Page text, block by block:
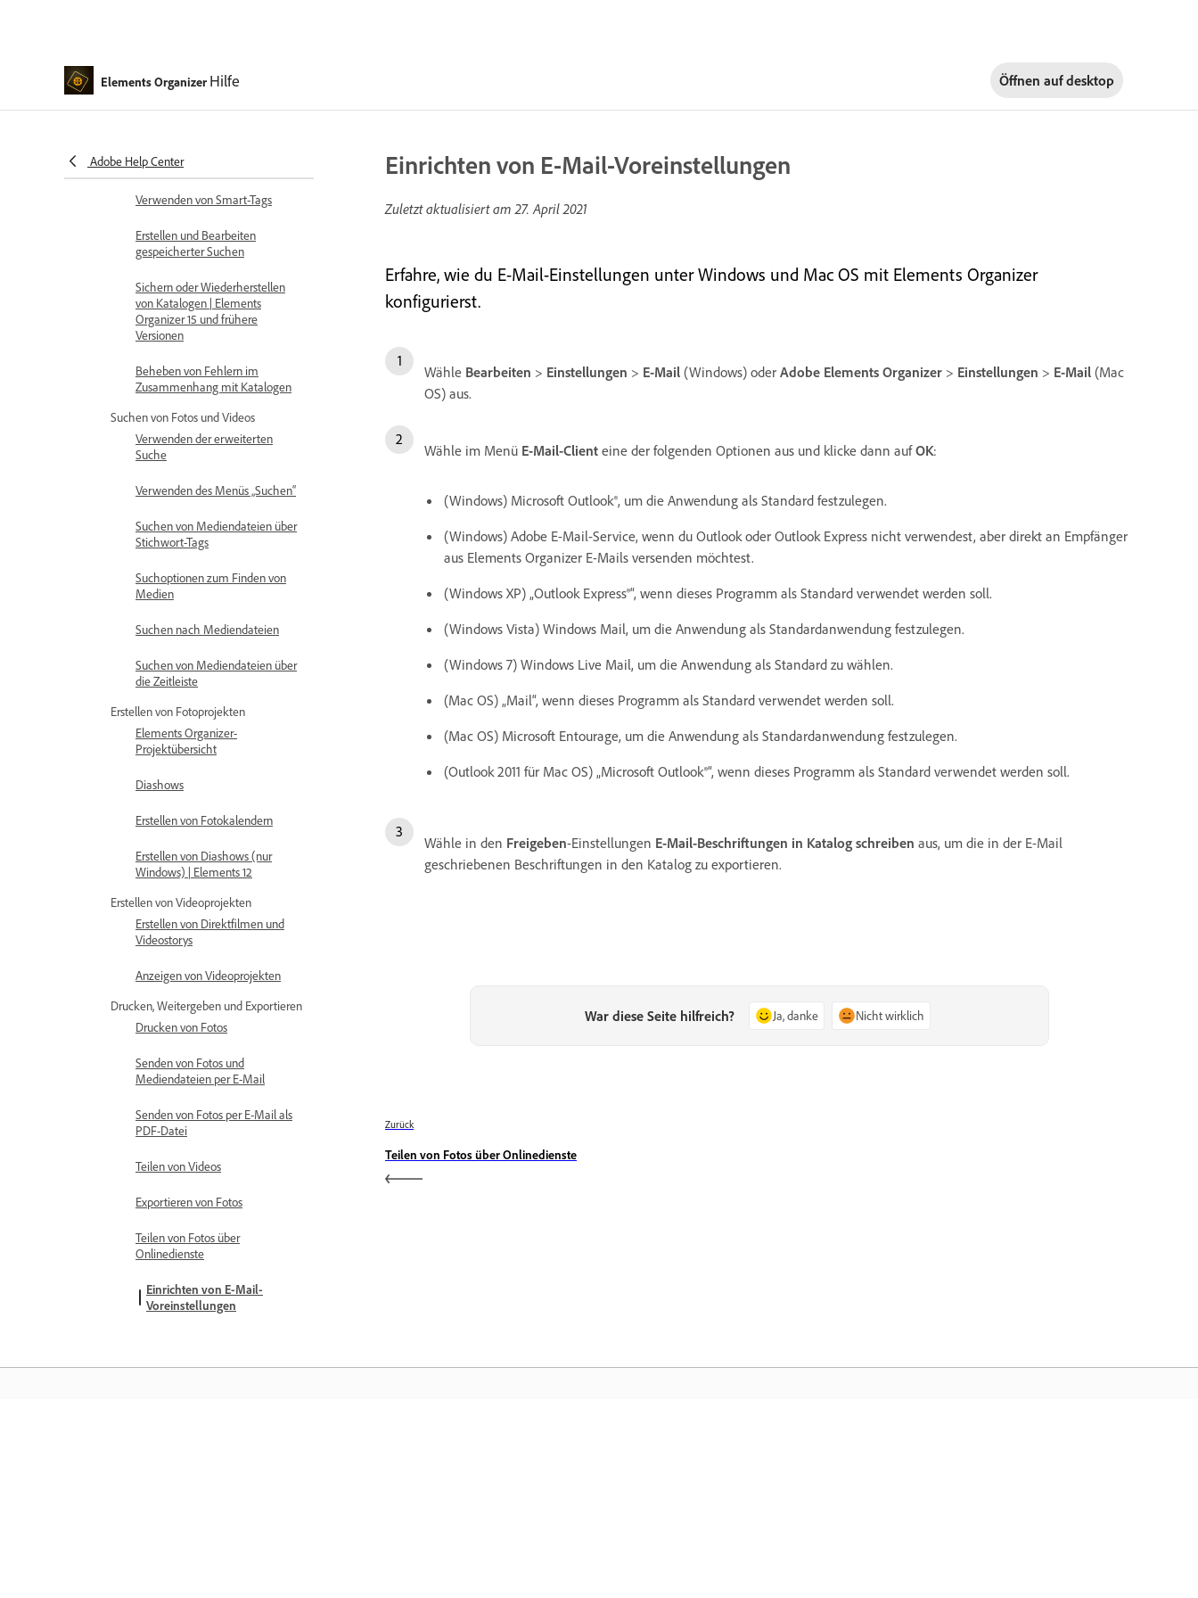
Elements Organizer Hilfe Öffnen aufdesktop
Adobe Help Center
von Katalogen | Elements
Markieren Ihrer Medien
Verwenden von Smart-Tags
Erstellen und Bearbeiten
gespeicherter Suchen
Sichern oder Wiederherstellen
von Katalogen | Elements
Organizer 15 und frühere
Versionen
Beheben von Fehlern im
Zusammenhang mit Katalogen
Suchen von Fotos und Videos
Verwenden der erweiterten
Suche
Verwenden des Menüs „Suchen“
Suchen von Mediendateien über
Stichwort-Tags
Suchoptionen zum Finden von
Medien
Suchen nach Mediendateien
Suchen von Mediendateien über
die Zeitleiste
Erstellen von Fotoprojekten
Elements Organizer-
Projektübersicht
Diashows
Erstellen von Fotokalendern
Erstellen von Diashows (nur
Windows) | Elements 12
Erstellen von Videoprojekten
Erstellen von Direktfilmen und
Videostorys
Anzeigen von Videoprojekten
Drucken, Weitergeben und Exportieren
Drucken von Fotos
Senden von Fotos und
Mediendateien per E-Mail
Senden von Fotos per E-Mail als
PDF-Datei
Teilen von Videos
Exportieren von Fotos
Teilen von Fotos über
Onlinedienste
Einrichten von E-Mail-
Voreinstellungen
Einrichten von E-Mail-Voreinstellungen
Zuletzt aktualisiert am27. April 2021
Erfahre, wie du E-Mail-Einstellungen unter Windows und Mac OS mit Elements Organizer
konfigurierst.
Wähle Bearbeiten > Einstellungen > E-Mail (Windows) oder Adobe Elements Organizer > Einstellungen > E-Mail (Mac
OS) aus.
Wähle im Menü E-Mail-Client eine der folgenden Optionen aus und klicke dann aufOK:
(Windows) Microsoft Outlook®, um die Anwendung als Standard festzulegen.
(Windows) Adobe E-Mail-Service, wenn du Outlook oder Outlook Express nicht verwendest, aber direkt an Empfänger
aus Elements Organizer E-Mails versenden möchtest.
(Windows XP) „Outlook Express®“, wenn dieses Programm als Standard verwendet werden soll.
(Windows Vista) Windows Mail, um die Anwendung als Standardanwendung festzulegen.
(Windows 7) Windows Live Mail, um die Anwendung als Standard zu wählen.
(Mac OS) „Mail“, wenn dieses Programm als Standard verwendet werden soll.
(Mac OS) Microsoft Entourage, um die Anwendung als Standardanwendung festzulegen.
(Outlook 2011 für Mac OS) „Microsoft Outlook®“, wenn dieses Programm als Standard verwendet werden soll.
Wähle in den Freigeben-Einstellungen E-Mail-Beschriftungen in Katalog schreiben aus, um die in der E-Mail
geschriebenen Beschriftungen in den Katalog zu exportieren.
War diese Seite hilfreich? Ja, danke Nicht wirklich
Zurück
Teilen von Fotos über Onlinedienste